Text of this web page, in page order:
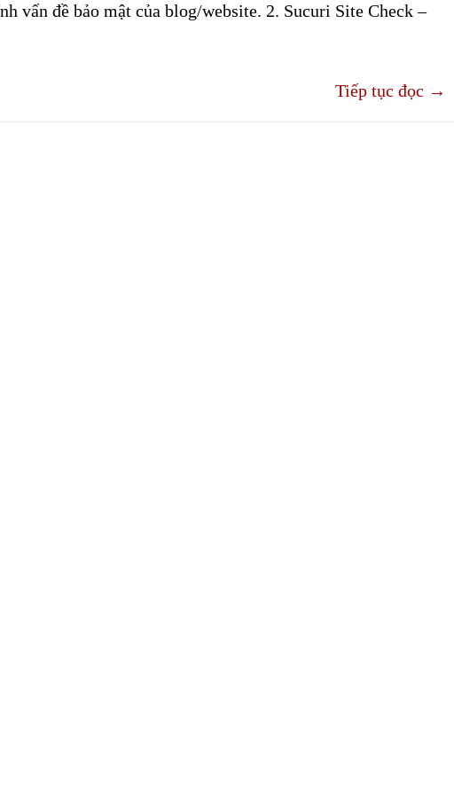
vấn đề bảo mật của blog/website. 2. Sucuri Site Check –
Tiếp tục đọc →